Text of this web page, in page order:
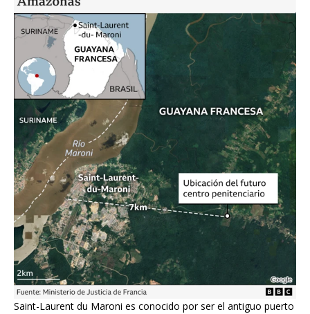
Saint-Laurent du Maroni es conocido por ser el antiguo puerto